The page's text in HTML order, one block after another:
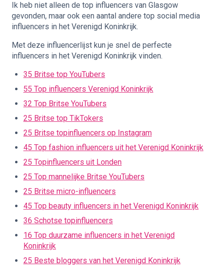
Ik heb niet alleen de top influencers van Glasgow
gevonden, maar ook een aantal andere top social media
influencers in het Verenigd Koninkrijk.
Met deze influencerlijst kun je snel de perfecte
influencers in het Verenigd Koninkrijk vinden.
35 Britse top YouTubers
55 Top influencers Verenigd Koninkrijk
32 Top Britse YouTubers
25 Britse top TikTokers
25 Britse topinfluencers op Instagram
45 Top fashion influencers uit het Verenigd Koninkrijk
25 Topinfluencers uit Londen
25 Top mannelijke Britse YouTubers
25 Britse micro-influencers
45 Top beauty influencers in het Verenigd Koninkrijk
36 Schotse topinfluencers
16 Top duurzame influencers in het Verenigd
Koninkrijk
25 Beste bloggers van het Verenigd Koninkrijk